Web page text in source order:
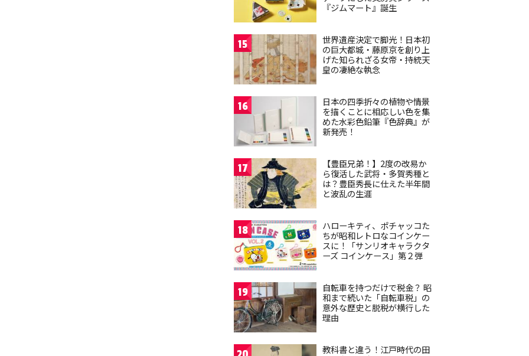
『ジムマート』誕生
15
世界遺産決定で脚光！日本初
の巨大都城・藤原京を創り上
げた知られざる女帝・持統天
皇の凄絶な執念
16
日本の四季折々の植物や情景
を描くことに相応しい色を集
めた水彩色鉛筆『色辞典』が
新発売！
17
【豊臣兄弟！】2度の改易か
ら復活した武将・多賀秀種と
は？豊臣秀長に仕えた半年間
と波乱の生涯
18
ハローキティ、ポチャッコた
ちが昭和レトロなコインケー
スに！「サンリオキャラクタ
ーズ コインケース」第２弾
19
自転車を持つだけで税金？ 昭
和まで続いた「自転車税」の
意外な歴史と脱税が横行した
理由
教科書と違う！江戸時代の田